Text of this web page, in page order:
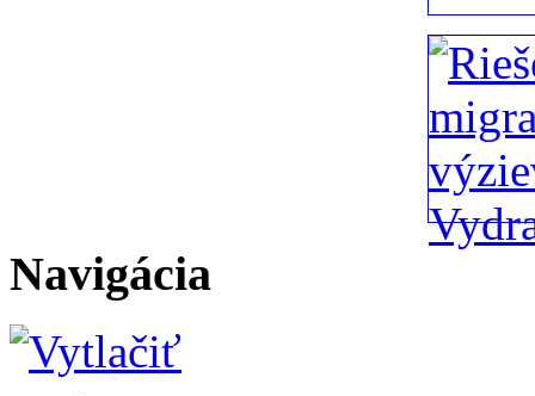
Navigácia